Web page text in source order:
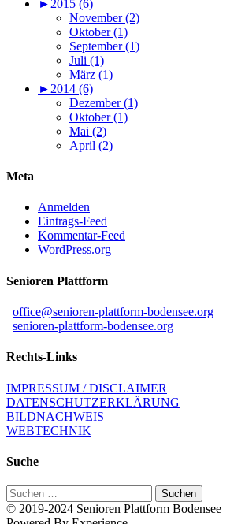
► 2015 (6)
November (2)
Oktober (1)
September (1)
Juli (1)
März (1)
► 2014 (6)
Dezember (1)
Oktober (1)
Mai (2)
April (2)
Meta
Anmelden
Eintrags-Feed
Kommentar-Feed
WordPress.org
Senioren Plattform
office@senioren-plattform-bodensee.org
senioren-plattform-bodensee.org
Rechts-Links
IMPRESSUM / DISCLAIMER
DATENSCHUTZERKLÄRUNG
BILDNACHWEIS
WEBTECHNIK
Suche
Suchen
nach:
© 2019-2024 Senioren Plattform Bodensee